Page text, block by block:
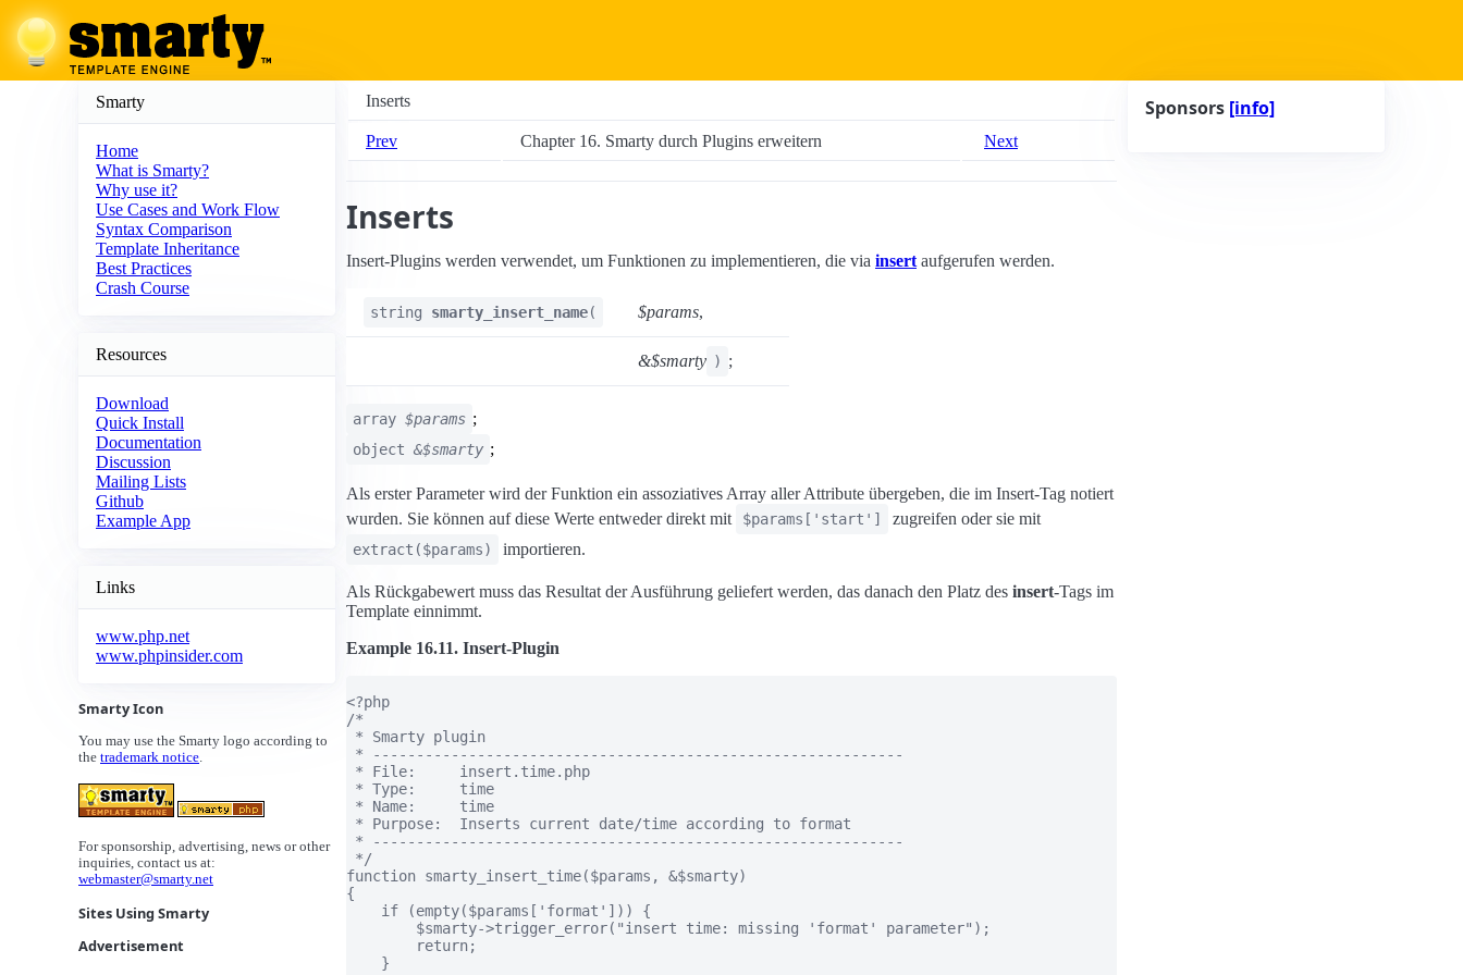
Smarty
Home
What is Smarty?
Why use it?
Use Cases and Work Flow
Syntax Comparison
Template Inheritance
Best Practices
Crash Course
Resources
Download
Quick Install
Documentation
Discussion
Mailing Lists
Github
Example App
Links
www.php.net
www.phpinsider.com
Smarty Icon
You may use the Smarty logo according to
the trademark notice.
For sponsorship, advertising, news or other
inquiries, contact us at:
webmaster@smarty.net
Sites Using Smarty
Advertisement
Inserts
Prev Chapter 16. Smarty durch Plugins erweitern Next
Inserts
Insert-Plugins werden verwendet, um Funktionen zu implementieren, die via insert aufgerufen werden.
string smarty_insert_name( $params,
&$smarty ) ;
array $params ;
object &$smarty ;
Als erster Parameter wird der Funktion ein assoziatives Array aller Attribute übergeben, die im Insert-Tag notiert
wurden. Sie können auf diese Werte entweder direkt mit
$params['start'] zugreifen oder sie mit
extract($params) importieren.
Als Rückgabewert muss das Resultat der Ausführung geliefert werden, das danach den Platz des insert-Tags im
Template einnimmt.
Example 16.11. Insert-Plugin
<?php
/*
* Smarty plugin
* -------------------------------------------------------------
* File:     insert.time.php
* Type:     time
* Name:     time
* Purpose:  Inserts current date/time according to format
* -------------------------------------------------------------
*/
function smarty_insert_time($params, &$smarty)
{
    if (empty($params['format'])) {
        $smarty->trigger_error("insert time: missing 'format' parameter");
        return;
    }
Sponsors [info]